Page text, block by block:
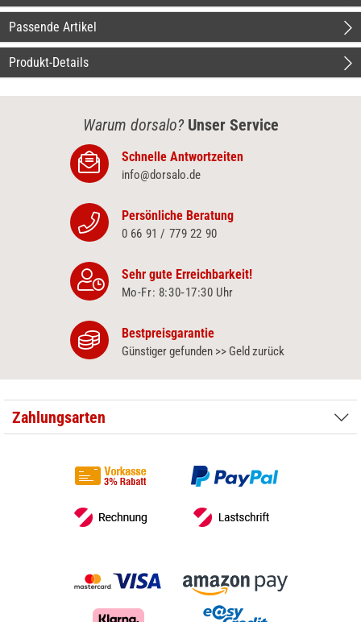
Passende Artikel
Produkt-Details
Warum dorsalo? Unser Service
Schnelle Antwortzeiten
info@dorsalo.de
Persönliche Beratung
0 66 91 / 779 22 90
Sehr gute Erreichbarkeit!
Mo-Fr: 8:30‑17:30 Uhr
Bestpreisgarantie
Günstiger gefunden >> Geld zurück
Zahlungsarten